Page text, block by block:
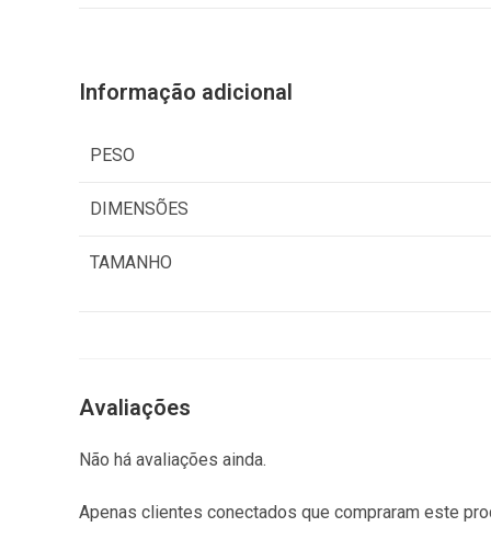
Informação adicional
PESO
DIMENSÕES
TAMANHO
Avaliações
Não há avaliações ainda.
Apenas clientes conectados que compraram este